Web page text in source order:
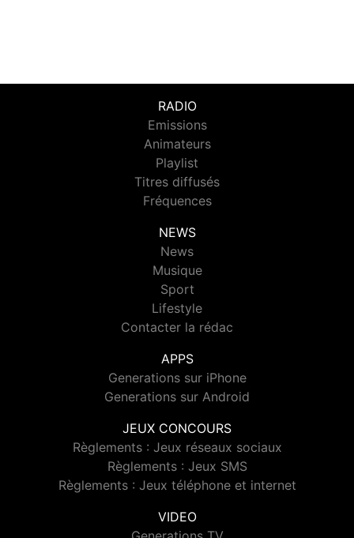
RADIO
Emissions
Animateurs
Playlist
Titres diffusés
Fréquences
NEWS
News
Musique
Sport
Lifestyle
Contacter la rédac
APPS
Generations sur iPhone
Generations sur Android
JEUX CONCOURS
Règlements : Jeux réseaux sociaux
Règlements : Jeux SMS
Règlements : Jeux téléphone et internet
VIDEO